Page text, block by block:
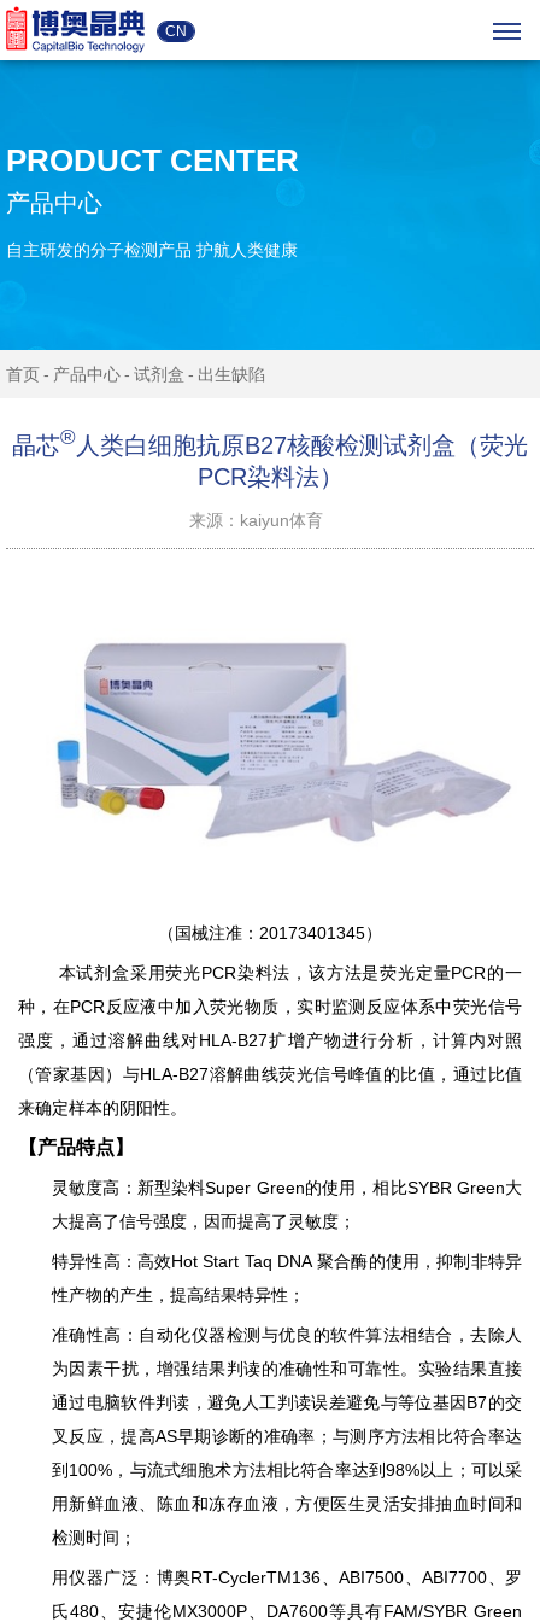
CN
PRODUCT CENTER
产品中心
自主研发的分子检测产品 护航人类健康
首页 产品中心 试剂盒 出生缺陷
晶芯® 人类白细胞抗原B27核酸检测试剂盒（荧光
PCR染料法）
来源：kaiyun体育
（国械注准：20173401345）
本试剂盒采用荧光PCR染料法，该方法是荧光定量PCR的一
种，在PCR反应液中加入荧光物质，实时监测反应体系中荧光信号
强度，通过溶解曲线对HLA-B27扩增产物进行分析，计算内对照
（管家基因）与HLA-B27溶解曲线荧光信号峰值的比值，通过比值
来确定样本的阴阳性。
【产品特点】
灵敏度高：新型染料Super Green的使用，相比SYBR Green大
大提高了信号强度，因而提高了灵敏度；
特异性高：高效Hot Start Taq DNA 聚合酶的使用，抑制非特异
性产物的产生，提高结果特异性；
准确性高：自动化仪器检测与优良的软件算法相结合，去除人
为因素干扰，增强结果判读的准确性和可靠性。实验结果直接
通过电脑软件判读，避免人工判读误差避免与等位基因B7的交
叉反应，提高AS早期诊断的准确率； 与测序方法相比符合率达
到100%，与流式细胞术方法相比符合率达到98%以上；可以采
用新鲜血液、陈血和冻存血液，方便医生灵活安排抽血时间和
检测时间；
用仪器广泛：博奥RT-CyclerTM136、ABI7500、ABI7700、罗
氏480、安捷伦MX3000P、DA7600等具有FAM/SYBR Green